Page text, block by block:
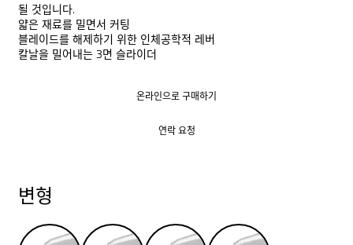
될 것입니다.
얇은 재료를 밀면서 커팅
블레이드를 해제하기 위한 인체공학적 레버
칼날을 밀어내는 3면 슬라이더
온라인으로 구매하기
연락 요청
변형